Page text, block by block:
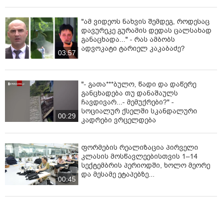
03:57
"ამ ვიდეოს ნახვის შემდეგ, როდესაც
დავურეკე გურამის დედას ცალსახად
განაცხადა..." - რას ამბობს
ადვოკატი ტარიელ კაკაბაძე?
00:29
"- გათა***ბულო, წადი და დაწერე
განცხადება თუ დანაშაულს
ჩავდივარ...- მემუქრები?" -
სოციალურ ქსელში სკანდალური
კადრები ვრცელდება
00:45
ფორმების რეალიზაცია პირველი
კლასის მოსწავლეებისთვის 1–14
სექტემბრის პერიოდში, ხოლო მეორე
და მესამე ეტაპებზე...